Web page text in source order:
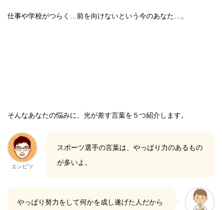
仕事や学校がつらく…前を向けないという今のあなた…。
そんなあなたの悩みに、光が差す言葉を５つ紹介します。
エンピツ
スポーツ選手の言葉は、やっぱり力のあるもの
が多いよ。
やっぱり努力をして何かを成し遂げた人だから